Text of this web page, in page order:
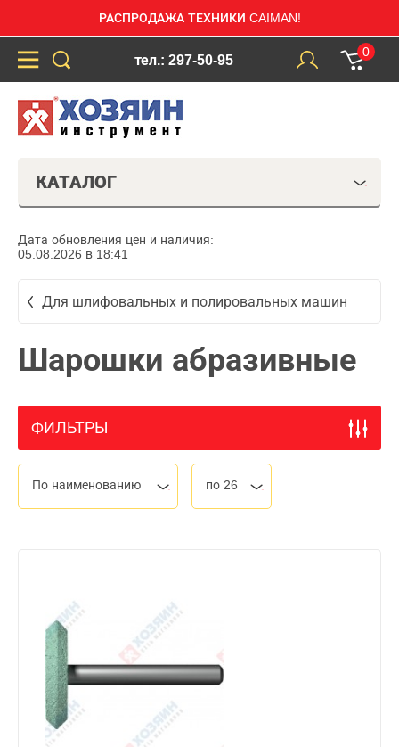
РАСПРОДАЖА ТЕХНИКИ CAIMAN!
тел.: 297-50-95
0
КАТАЛОГ
Дата обновления цен и наличия:
05.08.2026 в 18:41
Для шлифовальных и полировальных машин
Шарошки абразивные
ФИЛЬТРЫ
По наименованию по 26